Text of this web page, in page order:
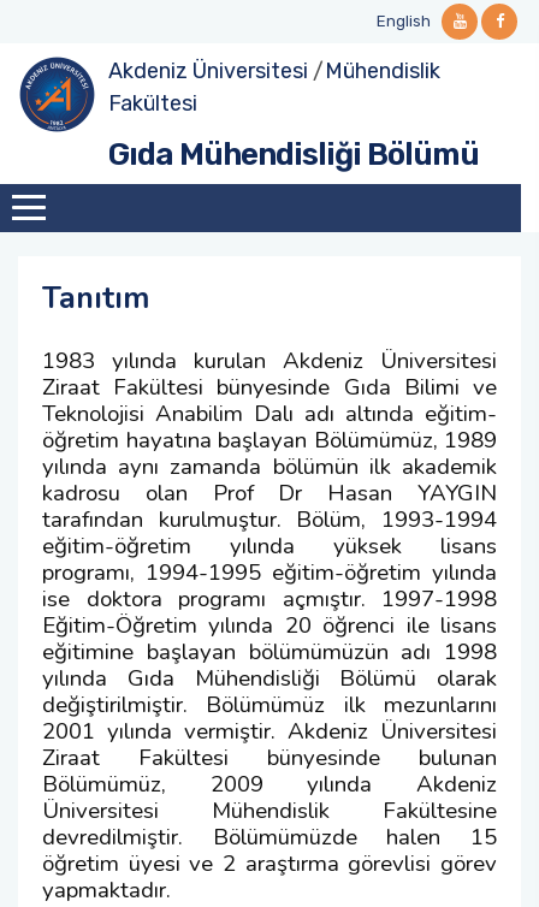
English
Akdeniz Üniversitesi /Mühendislik
Fakültesi
Gıda Mühendisliği Bölümü
Tanıtım
1983 yılında kurulan Akdeniz Üniversitesi
Ziraat Fakültesi bünyesinde Gıda Bilimi ve
Teknolojisi Anabilim Dalı adı altında eğitim-
öğretim hayatına başlayan Bölümümüz, 1989
yılında aynı zamanda bölümün ilk akademik
kadrosu olan Prof Dr Hasan YAYGIN
tarafından kurulmuştur. Bölüm, 1993-1994
eğitim-öğretim yılında yüksek lisans
programı, 1994-1995 eğitim-öğretim yılında
ise doktora programı açmıştır. 1997-1998
Eğitim-Öğretim yılında 20 öğrenci ile lisans
eğitimine başlayan bölümümüzün adı 1998
yılında Gıda Mühendisliği Bölümü olarak
değiştirilmiştir. Bölümümüz ilk mezunlarını
2001 yılında vermiştir. Akdeniz Üniversitesi
Ziraat Fakültesi bünyesinde bulunan
Bölümümüz, 2009 yılında Akdeniz
Üniversitesi Mühendislik Fakültesine
devredilmiştir. Bölümümüzde halen 15
öğretim üyesi ve 2 araştırma görevlisi görev
yapmaktadır.
Tanıtım
Komisyonlar
Lisans
Lisans Ders Görevlendirmeleri
Lisans Dersler Kataloğu
Lisans Ders İçerikleri
Birim İçi/Dışı Uygulama
Bitirme Çalışması
Lisans Yandal Eğitimi
Öğrenci Değişim Programları
Yüksek Lisans Müfredat
Yüksek Lisans Ders Kataloğu
Doktora Müfredat
Doktora Ders Kataloğu
Bölüm Personeli
Bölüme Emeği Geçenler
Projeler
Laboratuvarlar